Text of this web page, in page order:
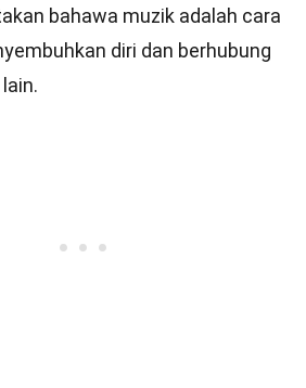
bahawa muzik adalah cara
diri dan berhubung